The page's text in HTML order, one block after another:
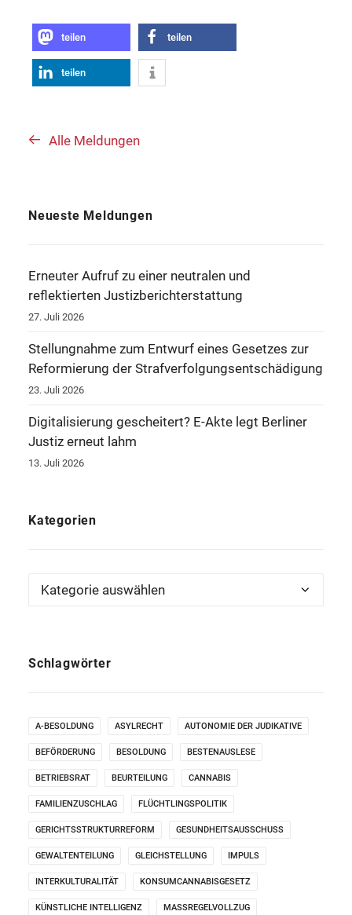
teilen teilen
teilen
Alle Meldungen
Neueste Meldungen
Erneuter Aufruf zu einer neutralen und
reflektierten Justizberichterstattung
27. Juli 2026
Stellungnahme zum Entwurf eines Gesetzes zur
Reformierung der Strafverfolgungsentschädigung
23. Juli 2026
Digitalisierung gescheitert? E-Akte legt Berliner
Justiz erneut lahm
13. Juli 2026
Kategorien
Kategorien
Schlagwörter
A-BESOLDUNG ASYLRECHT AUTONOMIE DER JUDIKATIVE
BEFÖRDERUNG BESOLDUNG BESTENAUSLESE
BETRIEBSRAT BEURTEILUNG CANNABIS
FAMILIENZUSCHLAG FLÜCHTLINGSPOLITIK
GERICHTSSTRUKTURREFORM GESUNDHEITSAUSSCHUSS
GEWALTENTEILUNG GLEICHSTELLUNG IMPULS
INTERKULTURALITÄT KONSUMCANNABISGESETZ
KÜNSTLICHE INTELLIGENZ MASSREGELVOLLZUG